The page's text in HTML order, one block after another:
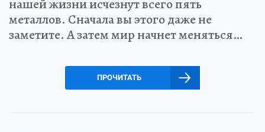
нашей жизни исчезнут всего пять
металлов. Сначала вы этого даже не
заметите. А затем мир начнет меняться…
ПРОЧИТАТЬ